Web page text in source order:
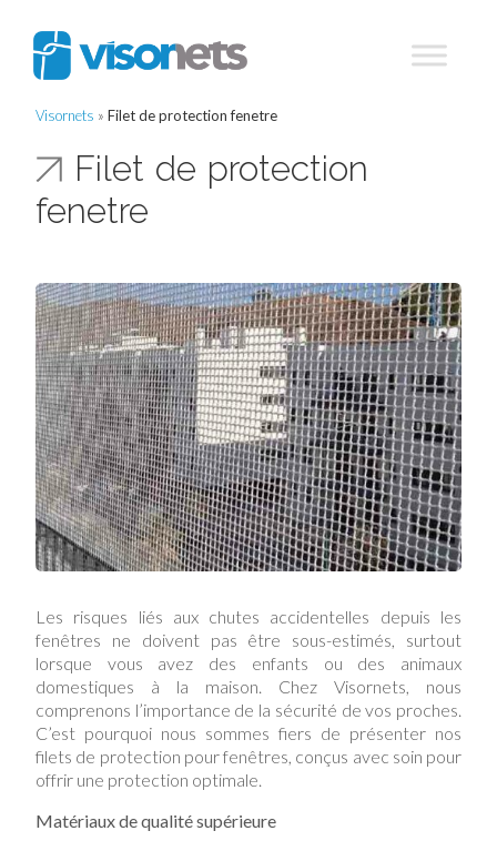
Visornets » Filet de protection fenetre
Filet de protection
fenetre
Les risques liés aux chutes accidentelles depuis les
fenêtres ne doivent pas être sous-estimés, surtout
lorsque vous avez des enfants ou des animaux
domestiques à la maison. Chez Visornets, nous
comprenons l’importance de la sécurité de vos proches.
C’est pourquoi nous sommes fiers de présenter nos
filets de protection pour fenêtres, conçus avec soin pour
offrir une protection optimale.
Matériaux de qualité supérieure